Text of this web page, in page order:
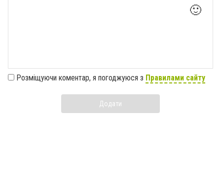
🙂
Розміщуючи коментар, я погоджуюся з Правилами сайту
Додати